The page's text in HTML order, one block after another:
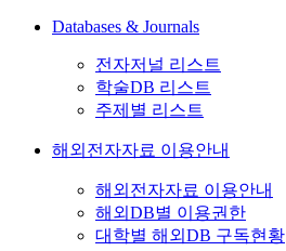
Databases & Journals
전자저널 리스트
학술DB 리스트
주제별 리스트
해외전자자료 이용안내
해외전자자료 이용안내
해외DB별 이용권한
대학별 해외DB 구독현황